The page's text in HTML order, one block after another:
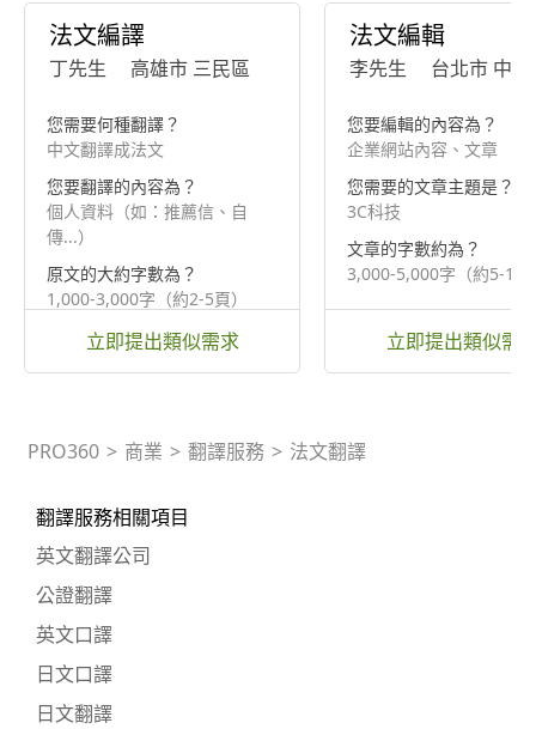
法文編譯
丁先生 高雄市 三民區
您需要何種翻譯？
中文翻譯成法文
您要翻譯的內容為？
個人資料（如：推薦信、自
傳...）
原文的大約字數為？
1,000-3,000字（約2-5頁）
立即提出類似需求
法文編輯
李先生 台北市 中
您要編輯的內容為？
企業網站內容、文章
您需要的文章主題是？
3C科技
文章的字數約為？
3,000-5,000字（約5-10
立即提出類似需
PRO360 > 商業 > 翻譯服務 > 法文翻譯
翻譯服務相關項目
英文翻譯公司
公證翻譯
英文口譯
日文口譯
日文翻譯